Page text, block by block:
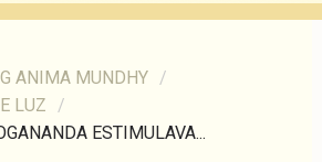
ANIMA MUNDHY /
LUZ
/
ESTIMULAVA...